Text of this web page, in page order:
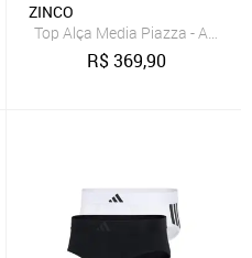
Marialícia Marrom
ZINCO
Top Alça Media Piazza -
R$369,90